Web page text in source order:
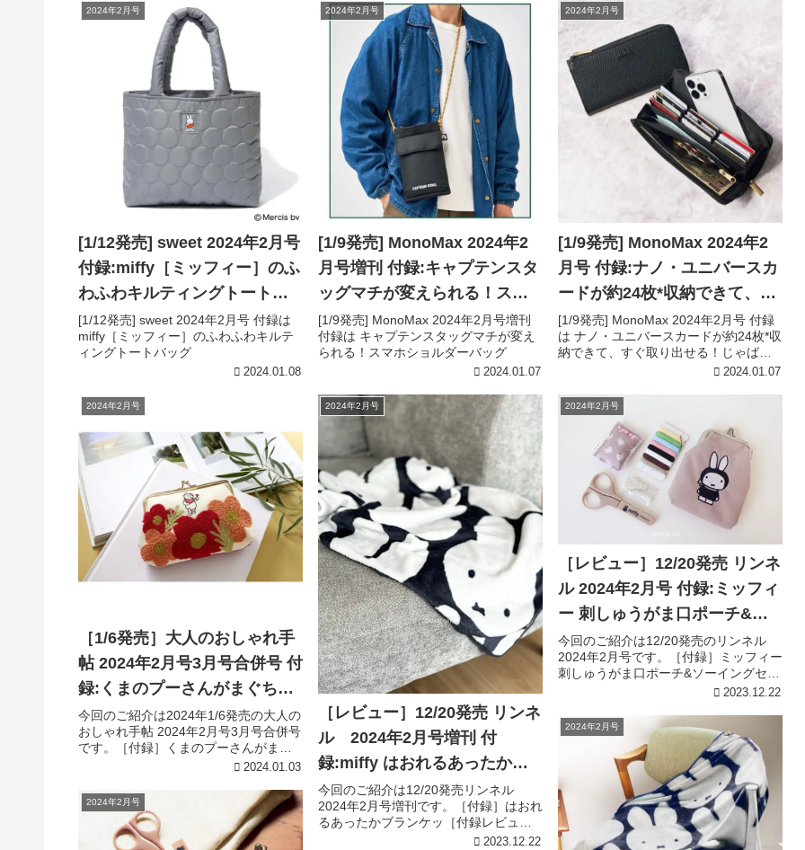
2024年2月号
[1/12発売] sweet 2024年2月号
付録:miffy［ミッフィー］のふ
わふわキルティングトートバ
ッグ
[1/12発売] sweet 2024年2月号 付録は
miffy［ミッフィー］のふわふわキルテ
ィングトートバッグ
2024.01.08
2024年2月号
[1/9発売] MonoMax 2024年2
月号増刊 付録:キャプテンスタ
ッグマチが変えられる！スマ
ホショルダーバッグ
[1/9発売] MonoMax 2024年2月号増刊
付録は キャプテンスタッグマチが変え
られる！スマホショルダーバッグ
2024.01.07
2024年2月号
[1/9発売] MonoMax 2024年2
月号 付録:ナノ・ユニバースカ
ードが約24枚*収納できて、す
ぐ取り出せる！じゃばらL字ジ
ップ長財布
[1/9発売] MonoMax 2024年2月号 付録
は ナノ・ユニバースカードが約24枚*収
納できて、すぐ取り出せる！じゃばらL
2024.01.07
2024年2月号
［1/6発売］大人のおしゃれ手
帖 2024年2月号3月号合併号 付
録:くまのプーさんがまぐちポ
ーチ
今回のご紹介は2024年1/6発売の大人の
おしゃれ手帖 2024年2月号3月号合併号
です。［付録］くまのプーさんがまぐ
ちポーチ［付録詳細］引用元:Amazon2
まのプーさんデザインのがま口ポーチ
です。刺...
2024.01.03
2024年2月号
［レビュー］12/20発売 リンネ
ル 2024年2月号増刊 付
録:miffy はおれるあったかブ
ランケット
今回のご紹介は12/20発売リンネル
2024年2月号増刊です。［付録］はおれ
るあったかブランケッ［付録レビュ
ー］ネイビーのベースに白いミッフィ
2023.12.22
2024年2月号
［レビュー］12/20発売 リンネ
ル 2024年2月号 付録:ミッフィ
ー 刺しゅうがま口ポーチ&ソ
ーイングセット
今回のご紹介は12/20発売のリンネル
2024年2月号です。［付録］ミッフィー
刺しゅうがま口ポーチ&ソーイングセッ
ト［付録レビュー］パイロットミッフ
と裁縫セットの組み合わせ！ピンクベ
ージュのスウェード風...
2023.12.22
2024年2月号
2024年2月号